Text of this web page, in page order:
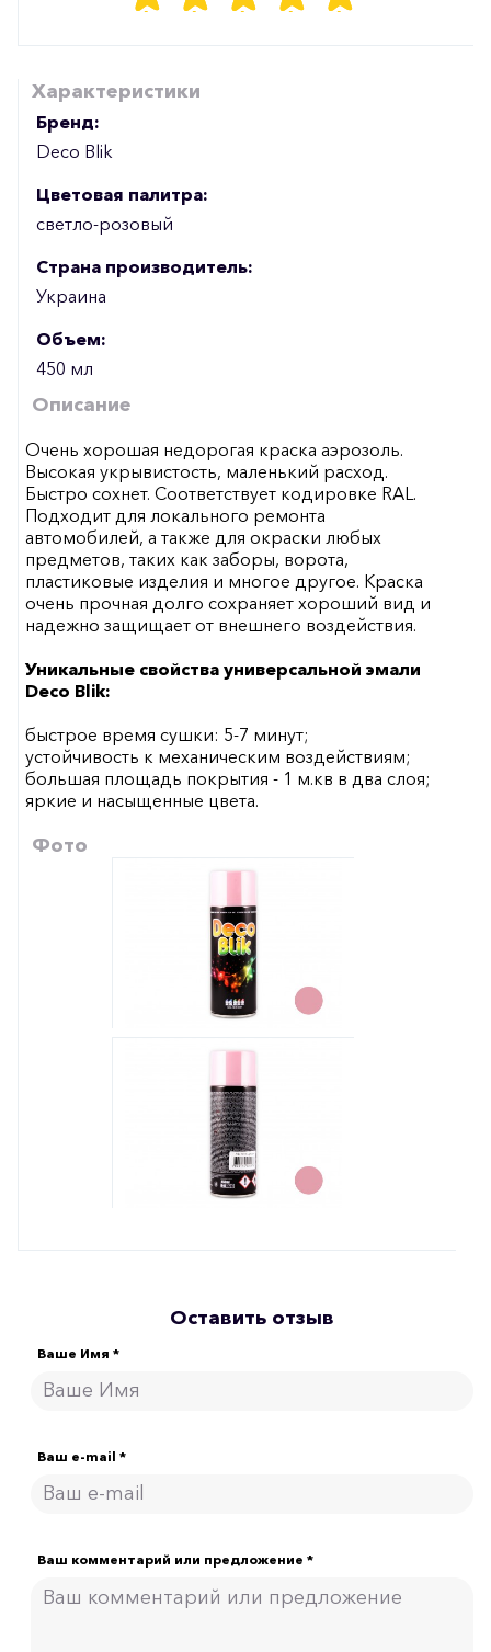
Характеристики
Бренд:
Deco Blik
Цветовая палитра:
светло-розовый
Страна производитель:
Украина
Объем:
450 мл
Описание
Очень хорошая недорогая краска аэрозоль.
Высокая укрывистость, маленький расход.
Быстро сохнет. Соответствует кодировке RAL.
Подходит для локального ремонта
автомобилей, а также для окраски любых
предметов, таких как заборы, ворота,
пластиковые изделия и многое другое. Краска
очень прочная долго сохраняет хороший вид и
надежно защищает от внешнего воздействия.
Уникальные свойства универсальной эмали
Deco Blik:
быстрое время сушки: 5-7 минут;
устойчивость к механическим воздействиям;
большая площадь покрытия - 1 м.кв в два слоя;
яркие и насыщенные цвета.
Фото
Оставить отзыв
Ваше Имя *
Ваш e-mail *
Ваш комментарий или предложение *